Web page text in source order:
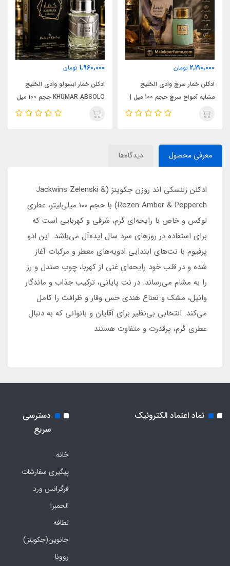
2,190,000 تومان
ادکلن خمار سرچ وادی الخلیج
مشابه آمواج سرچ حجم 100 میل |
KHUMAR Search Eau de
1,960,000 تومان
ادکلن خمار ابسولو وادی الخلیج
KHUMAR ABSOLO حجم 100 میل
| مشابه اورجینال ایو سن لورن مای
معرفی محصول دیدگاه‌ها
ادکلن زلنسکی اند روزن جکوینز (Jackwins Zelenski &
Rozen Amber & Popperch) با حجم ۱۰۰ میلی‌لیتر، عطری
لوکس و خاص با رایحه‌ای گرم، شرقی و کهربایی است که
برای استفاده در روزهای سرد سال ایده‌آل می‌باشد. این ادو
پرفیوم با نت‌های ابتدایی ادویه‌های معطر و مرکبات آغاز
شده و در قلب خود رایحه‌ای غنی از کهربا، چوب صندل و رز
را به مشام می‌رساند. در نت پایانی، ترکیب جذاب و ماندگار
وانیل، مشک و نعناع هندی حس وقار و ظرافت را کامل
می‌کند. انتخابی بی‌نظیر برای آقایان و بانوانی که به دنبال
عطری گرم، پرقدرت و متفاوت هستند
نماد اعتماد الکترونیک
دسترسی
سریع
خانه
پیگیری سفارشات
فرگرانس ورد
الحمبرا
لطافه
جانوین(جکوینز)
روونا